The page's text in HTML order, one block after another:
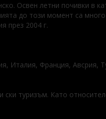
Освен летни почивки в
до този момент са
през 2004 г.
Италия, Франция, Авсрия,
ски туризъм. Като